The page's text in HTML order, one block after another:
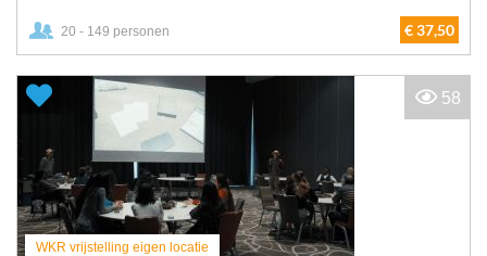
20 - 149 personen € 37,50
WKR vrijstelling eigen locatie
58